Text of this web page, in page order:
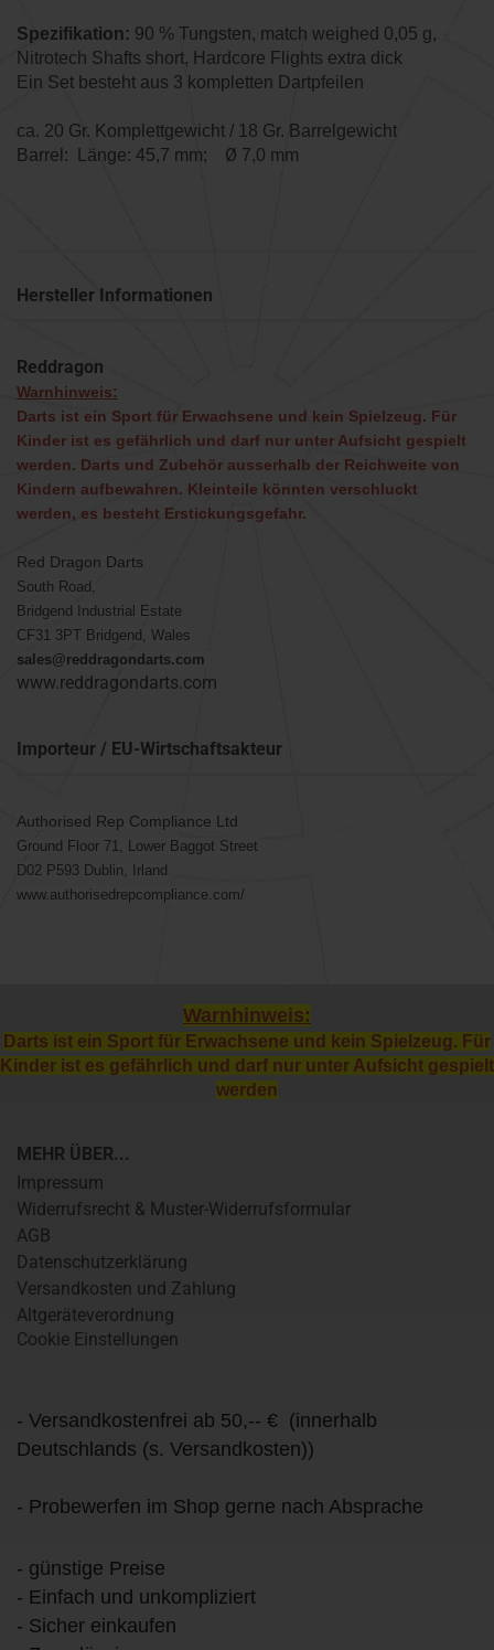
Spezifikation: 90 % Tungsten, match weighed 0,05 g,
Nitrotech Shafts short, Hardcore Flights extra dick
Ein Set besteht aus 3 kompletten Dartpfeilen
ca. 20 Gr. Komplettgewicht / 18 Gr. Barrelgewicht
Barrel: Länge: 45,7 mm; Ø 7,0 mm
Hersteller Informationen
Reddragon
Warnhinweis:
Darts ist ein Sport für Erwachsene und kein Spielzeug. Für
Kinder ist es gefährlich und darf nur unter Aufsicht gespielt
werden. Darts und Zubehör ausserhalb der Reichweite von
Kindern aufbewahren. Kleinteile könnten verschluckt
werden, es besteht Erstickungsgefahr.
Red Dragon Darts
South Road,
Bridgend Industrial Estate
CF31 3PT Bridgend, Wales
sales@reddragondarts.com
www.reddragondarts.com
Importeur / EU-Wirtschaftsakteur
Authorised Rep Compliance Ltd
Ground Floor 71, Lower Baggot Street
D02 P593 Dublin, Irland
www.authorisedrepcompliance.com/
Warnhinweis:
Darts ist ein Sport für Erwachsene und kein Spielzeug. Für
Kinder ist es gefährlich und darf nur unter Aufsicht gespielt
werden
MEHR ÜBER...
Impressum
Widerrufsrecht & Muster-Widerrufsformular
AGB
Datenschutzerklärung
Versandkosten und Zahlung
Altgeräteverordnung
Cookie Einstellungen
- Versandkostenfrei ab 50,-- € (innerhalb
Deutschlands (s. Versandkosten))
- Probewerfen im Shop gerne nach Absprache
- günstige Preise
- Einfach und unkompliziert
- Sicher einkaufen